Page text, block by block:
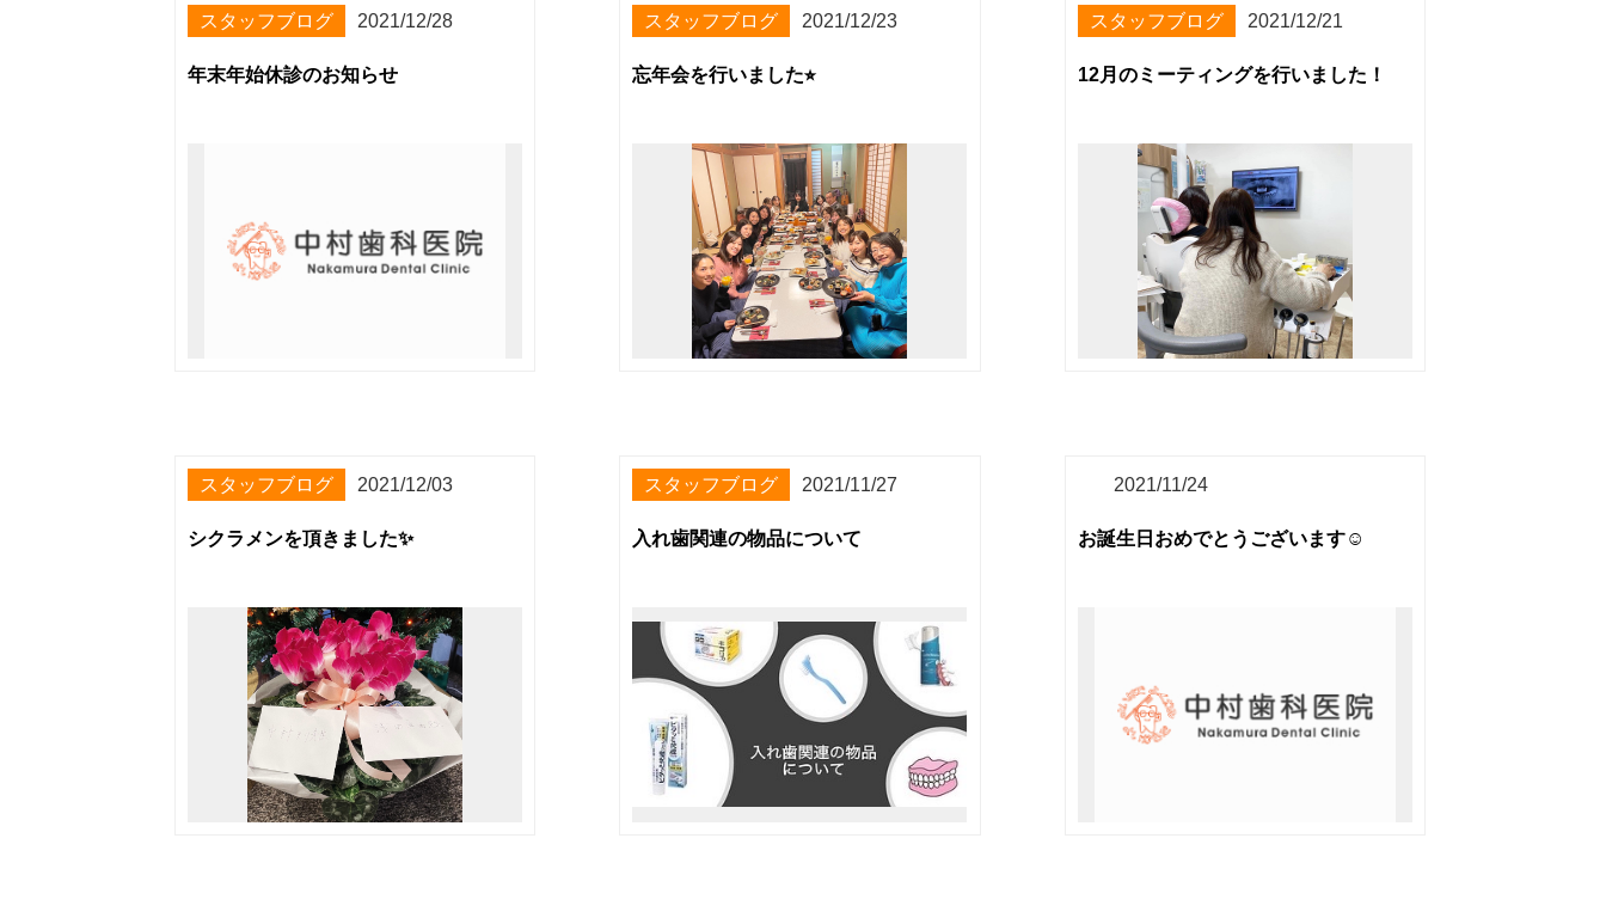
スタッフブログ 2021/12/28
年末年始休診のお知らせ
スタッフブログ 2021/12/23
忘年会を行いました⭐︎
スタッフブログ 2021/12/21
12月のミーティングを行いました！
スタッフブログ 2021/12/03
シクラメンを頂きました✨
スタッフブログ 2021/11/27
入れ歯関連の物品について
2021/11/24
お誕生日おめでとうございます☺️